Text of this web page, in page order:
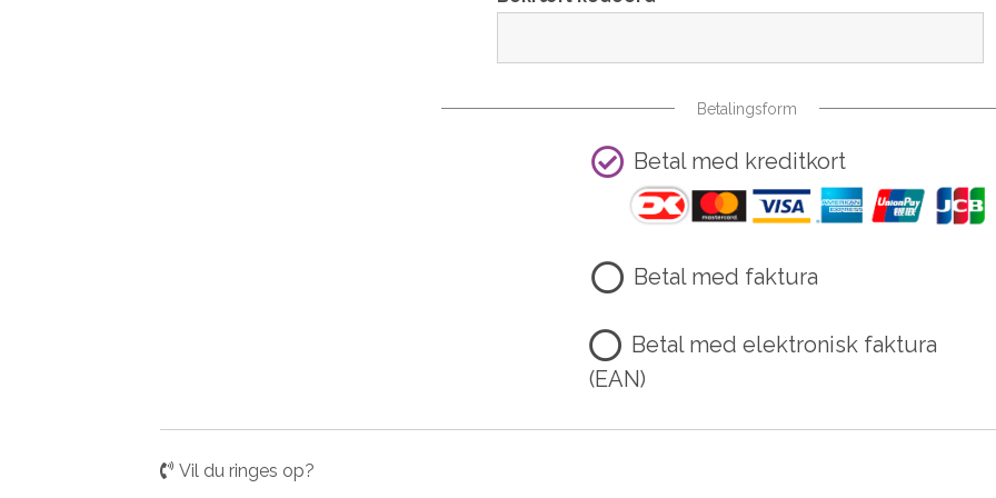
Betalingsform
Betal med kreditkort
Betal med faktura
Betal med elektronisk faktura
(EAN)
Vil du ringes op?